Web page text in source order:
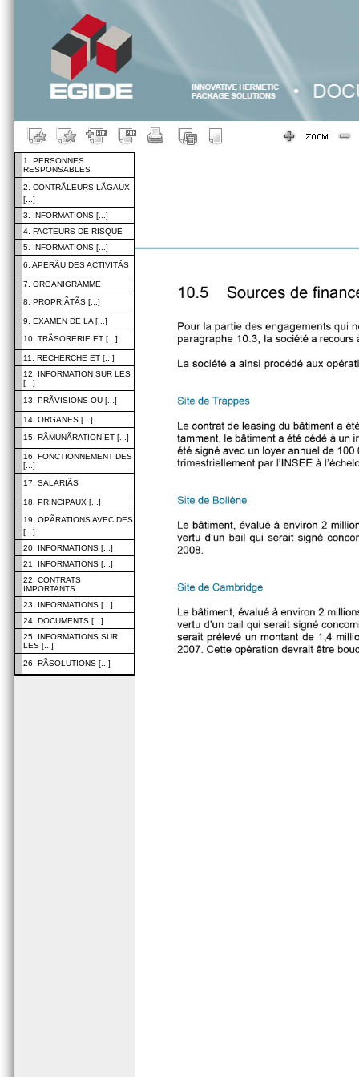
1. PERSONNES
RESPONSABLES
2. CONTRÃLEURS LÃGAUX
[...]
3. INFORMATIONS [...]
4. FACTEURS DE RISQUE
5. INFORMATIONS [...]
6. APERÃU DES ACTIVITÃS
7. ORGANIGRAMME
8. PROPRIÃTÃS [...]
9. EXAMEN DE LA [...]
10. TRÃSORERIE ET [...]
11. RECHERCHE ET [...]
12. INFORMATION SUR LES
[...]
13. PRÃVISIONS OU [...]
14. ORGANES [...]
15. RÃMUNÃRATION ET [...]
16. FONCTIONNEMENT DES
[...]
17. SALARIÃS
18. PRINCIPAUX [...]
19. OPÃRATIONS AVEC DES
[...]
20. INFORMATIONS [...]
21. INFORMATIONS [...]
22. CONTRATS
IMPORTANTS
23. INFORMATIONS [...]
24. DOCUMENTS [...]
25. INFORMATIONS SUR
LES [...]
26. RÃSOLUTIONS [...]